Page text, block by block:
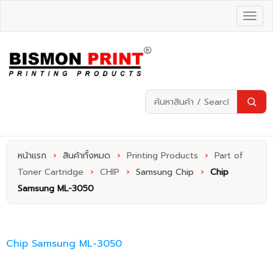
หน้าแรก › สินค้าทั้งหมด › Printing Products › Part of
Toner Cartridge
› CHIP › Samsung Chip › Chip
Samsung ML-3050
Chip Samsung ML-3050